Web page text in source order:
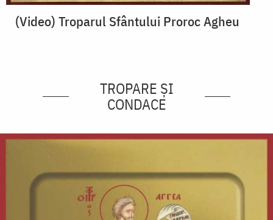
(Video) Troparul Sfântului Proroc Agheu
TROPARE ȘI
CONDACE